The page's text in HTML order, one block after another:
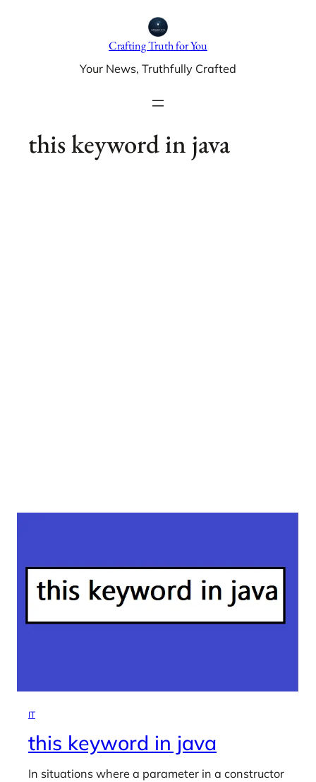
Crafting Truth for You
Your News, Truthfully Crafted
this keyword in java
IT
this keyword in java
In situations where a parameter in a constructor